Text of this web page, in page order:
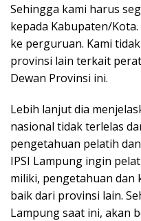
Sehingga kami harus
kepada Kabupaten/
ke perguruan. Kami
provinsi lain terkait
Dewan Provinsi ini.
Lebih lanjut dia
nasional tidak terlelas
pengetahuan pelatih
IPSI Lampung ingin
miliki, pengetahuan dan
baik dari provinsi lain.
Lampung saat ini, akan